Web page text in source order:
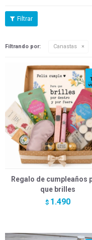
Filtrando por: Canastas
Regalo de cumpleaños
que brilles
$ 1.490